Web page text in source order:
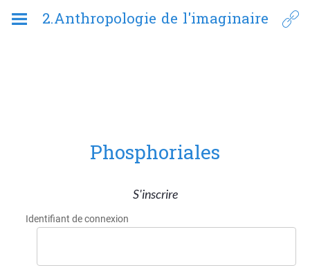
2.Anthropologie de l'imaginaire
Phosphoriales
S'inscrire
Identifiant de connexion